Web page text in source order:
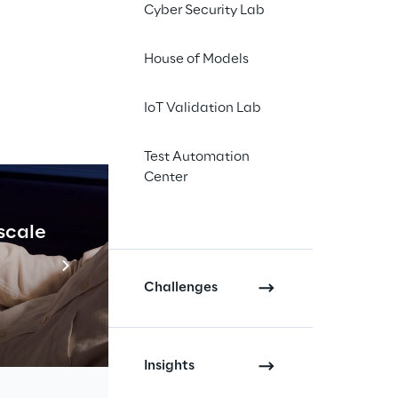
Cyber Security Lab
House of Models
IoT Validation Lab
Test Automation
Center
Challenges
Insights
in
la
e